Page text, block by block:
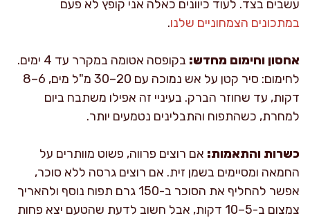
עשבים בצד. לעוד כיוונים כאלה אני קופץ לא פעם
במתכונים הצמחוניים שלנו.
אחסון וחימום מחדש:
בקופסה אטומה במקרר עד 4 ימים.
לחימום: סיר קטן על אש נמוכה עם 20–30 מ"ל מים, 6–8
דקות, עד שחוזר הברק. בעיניי זה אפילו משתבח ביום
למחרת, כשהתפוח והתבלינים נטמעים יותר.
כשרות והתאמות: אם רוצים פרווה, פשוט מוותרים על
החמאה ומסיימים בשמן זית. אם רוצים גרסה ללא סוכר,
אפשר להחליף את הסוכר ב-150 גרם תפוח נוסף ולהאריך
צמצום ב-5–10 דקות, אבל חשוב לדעת שהטעם יצא פחות